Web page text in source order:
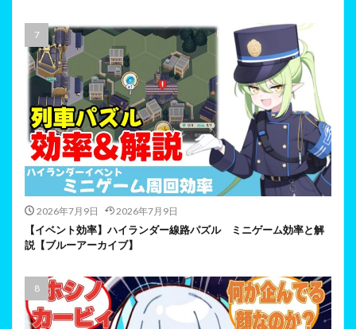
2026年7月9日 2026年7月9日
【イベント効率】ハイランダー線路パズル ミニゲーム効率と解
説【ブルーアーカイブ】